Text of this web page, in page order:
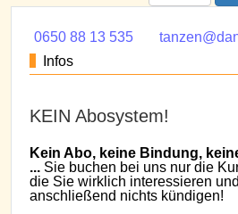
0650 88 13 535
Infos
KEIN Abosystem!
Kein Abo, keine Bindung,
... Sie buchen bei uns nur die
die Sie wirklich interessieren
anschließend nichts kündigen!